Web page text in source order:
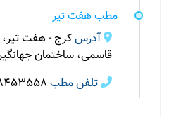
مطب هفت تیر
آدرسکرج - هفت تیر،
قاسمی، ساختمان
تلفن مطب